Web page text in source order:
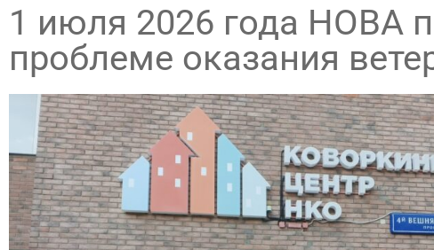
1 июля 2026 года НОВА
проблеме оказания